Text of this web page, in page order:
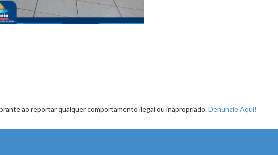
ao reportar qualquer comportamento ilegal ou inapropriado.Denuncie Aqui!